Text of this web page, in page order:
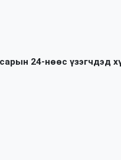
24-нөөс үзэгчдэд